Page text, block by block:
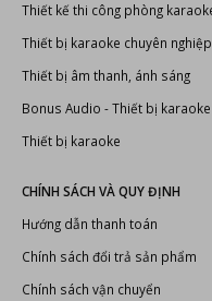
Thiết kế thi công phòng
Thiết bị karaoke chuyên nghiệp
Thiết bị âm thanh, ánh sáng
Bonus Audio -Thiết bị
Thiết bị karaoke
CHÍNH SÁCH VÀ QUY ĐỊNH
Hướng dẫn thanh toán
Chính sách đổi trả sản phẩm
Chính sách vận chuyển